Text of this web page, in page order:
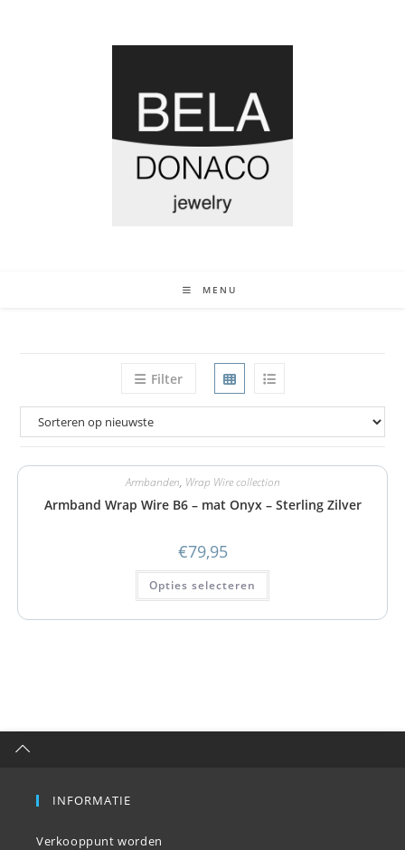
MENU
Filter
Armbanden, Wrap Wire collection
Armband Wrap Wire B6 – mat Onyx – Sterling Zilver
€79,95
Opties selecteren
INFORMATIE
Verkooppunt worden